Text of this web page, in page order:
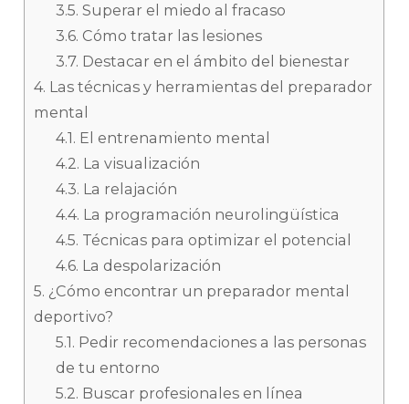
3.5. Superar el miedo al fracaso
3.6. Cómo tratar las lesiones
3.7. Destacar en el ámbito del bienestar
4. Las técnicas y herramientas del preparador
mental
4.1. El entrenamiento mental
4.2. La visualización
4.3. La relajación
4.4. La programación neurolingüística
4.5. Técnicas para optimizar el potencial
4.6. La despolarización
5. ¿Cómo encontrar un preparador mental
deportivo?
5.1. Pedir recomendaciones a las personas
de tu entorno
5.2. Buscar profesionales en línea